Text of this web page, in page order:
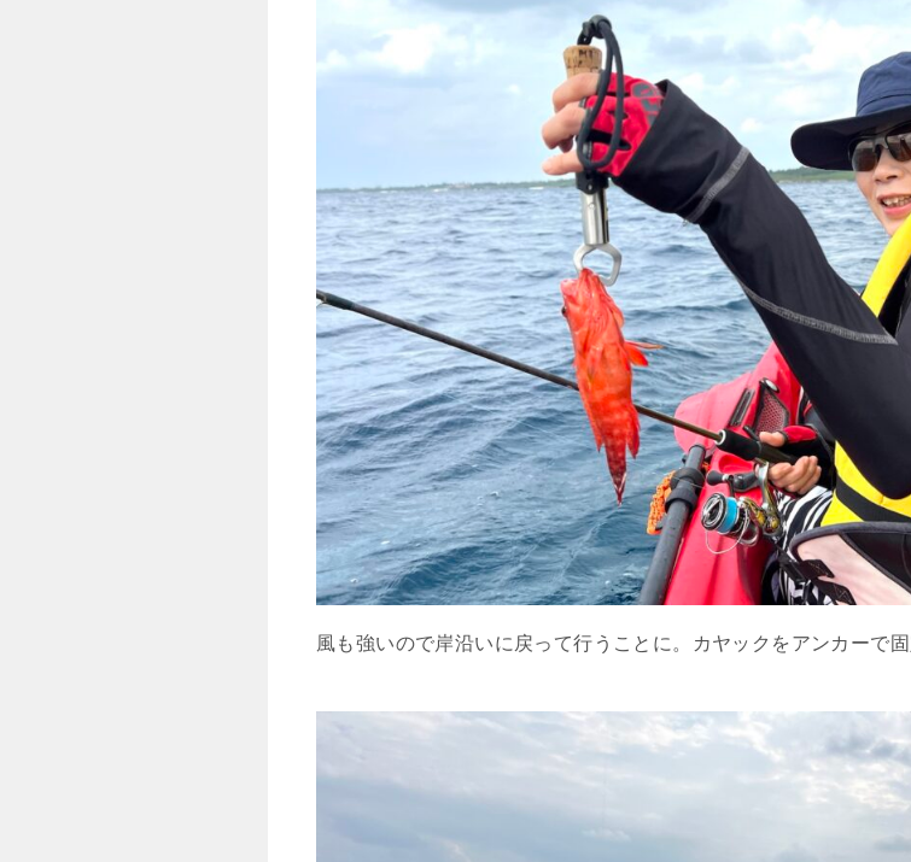
風も強いので岸沿いに戻って行うことに。カヤックをアンカーで